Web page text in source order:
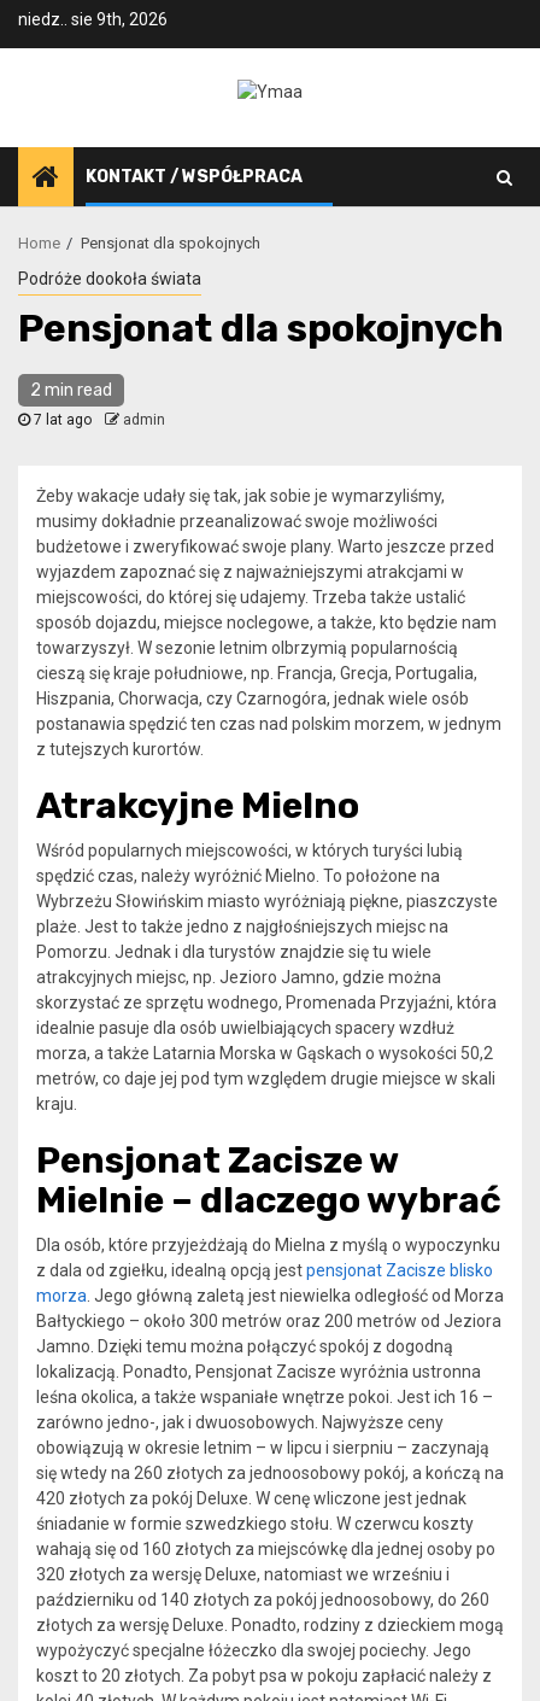
Skipniedz.. sie 9th, 2026
KONTAKT / WSPÓŁPRACA
Home Pensjonat dla spokojnych
Podróże dookoła świata
Pensjonat dla spokojnych
2 min read
7 lat ago admin
Żeby wakacje udały się tak, jak sobie je wymarzyliśmy,
musimy dokładnie przeanalizować swoje możliwości
budżetowe i zweryfikować swoje plany. Warto jeszcze przed
wyjazdem zapoznać się z najważniejszymi atrakcjami w
miejscowości, do której się udajemy. Trzeba także ustalić
sposób dojazdu, miejsce noclegowe, a także, kto będzie nam
towarzyszył. W sezonie letnim olbrzymią popularnością
cieszą się kraje południowe, np. Francja, Grecja, Portugalia,
Hiszpania, Chorwacja, czy Czarnogóra, jednak wiele osób
postanawia spędzić ten czas nad polskim morzem, w jednym
z tutejszych kurortów.
Atrakcyjne Mielno
Wśród popularnych miejscowości, w których turyści lubią
spędzić czas, należy wyróżnić Mielno. To położone na
Wybrzeżu Słowińskim miasto wyróżniają piękne, piaszczyste
plaże. Jest to także jedno z najgłośniejszych miejsc na
Pomorzu. Jednak i dla turystów znajdzie się tu wiele
atrakcyjnych miejsc, np. Jezioro Jamno, gdzie można
skorzystać ze sprzętu wodnego, Promenada Przyjaźni, która
idealnie pasuje dla osób uwielbiających spacery wzdłuż
morza, a także Latarnia Morska w Gąskach o wysokości 50,2
metrów, co daje jej pod tym względem drugie miejsce w skali
kraju.
Pensjonat Zacisze w
Mielnie – dlaczego wybrać
Dla osób, które przyjeżdżają do Mielna z myślą o wypoczynku
z dala od zgiełku, idealną opcją jestpensjonat Zacisze blisko
morza . Jego główną zaletą jest niewielka odległość od Morza
Bałtyckiego – około 300 metrów oraz 200 metrów od Jeziora
Jamno. Dzięki temu można połączyć spokój z dogodną
lokalizacją. Ponadto, Pensjonat Zacisze wyróżnia ustronna
leśna okolica, a także wspaniałe wnętrze pokoi. Jest ich 16 –
zarówno jedno-, jak i dwuosobowych. Najwyższe ceny
obowiązują w okresie letnim – w lipcu i sierpniu – zaczynają
się wtedy na 260 złotych za jednoosobowy pokój, a kończą na
420 złotych za pokój Deluxe. W cenę wliczone jest jednak
śniadanie w formie szwedzkiego stołu. W czerwcu koszty
wahają się od 160 złotych za miejscówkę dla jednej osoby po
320 złotych za wersję Deluxe, natomiast we wrześniu i
październiku od 140 złotych za pokój jednoosobowy, do 260
złotych za wersję Deluxe. Ponadto, rodziny z dzieckiem mogą
wypożyczyć specjalne łóżeczko dla swojej pociechy. Jego
koszt to 20 złotych. Za pobyt psa w pokoju zapłacić należy z